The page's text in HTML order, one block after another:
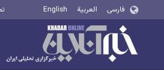
فارسی العربية English